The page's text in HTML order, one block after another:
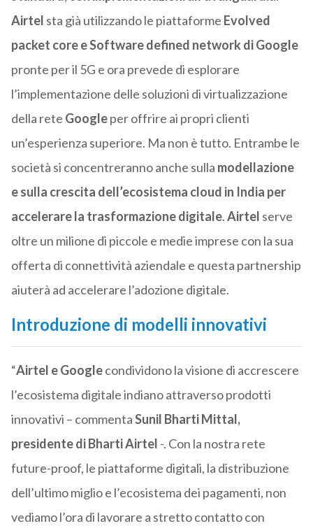
Airtel sta già utilizzando le piattaforme Evolved
packet core e Software defined network di Google
pronte per il 5G e ora prevede di esplorare
l’implementazione delle soluzioni di virtualizzazione
della rete Googleper offrire ai propri clienti
un’esperienza superiore. Ma non è tutto. Entrambe le
società si concentreranno anche sulla modellazione
e sulla crescita dell’ecosistema cloud in India per
accelerare la trasformazione digitale.Airtel serve
oltre un milione di piccole e medie imprese con la sua
offerta di connettività aziendale e questa partnership
aiuterà ad accelerare l’adozione digitale.
Introduzione di modelli innovativi
“Airtel e Googlecondividono la visione di accrescere
l’ecosistema digitale indiano attraverso prodotti
innovativi – commentaSunil Bharti Mittal,
presidente di Bharti Airtel -. Con la nostra rete
future-proof, le piattaforme digitali, la distribuzione
dell’ultimo miglio e l’ecosistema dei pagamenti, non
vediamo l’ora di lavorare a stretto contatto con